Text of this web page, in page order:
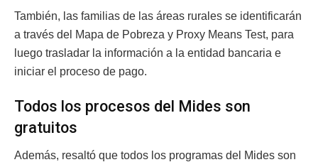
También, las familias de las áreas rurales se identificarán
a través del Mapa de Pobreza y Proxy Means Test, para
luego trasladar la información a la entidad bancaria e
iniciar el proceso de pago.
Todos los procesos del Mides son
gratuitos
Además, resaltó que todos los programas del Mides son